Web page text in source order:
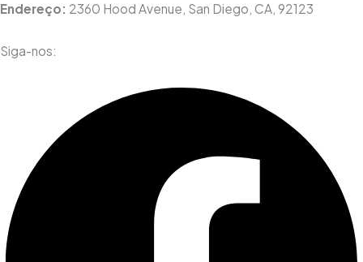
Endereço: 2360 Hood Avenue, San Diego, CA, 92123
Siga-nos: